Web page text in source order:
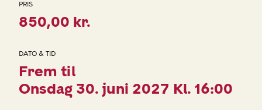
PRIS
850,00 kr.
DATO & TID
Frem til
Onsdag 30. juni 2027 Kl. 16:00